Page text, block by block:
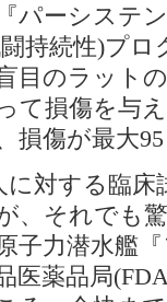
パーシステ
持続性)プロ
目のラット
て損傷を与
損傷が最大
に対する臨
、それでも
子力潜水艦
医薬品局